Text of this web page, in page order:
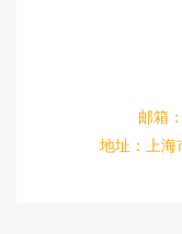
邮箱
地址：上海